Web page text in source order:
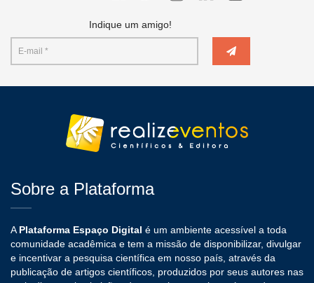
Indique um amigo!
Sobre a Plataforma
A Plataforma Espaço Digital é um ambiente acessível a toda
comunidade acadêmica e tem a missão de disponibilizar, divulgar
e incentivar a pesquisa científica em nosso país, através da
publicação de artigos científicos, produzidos por seus autores nas